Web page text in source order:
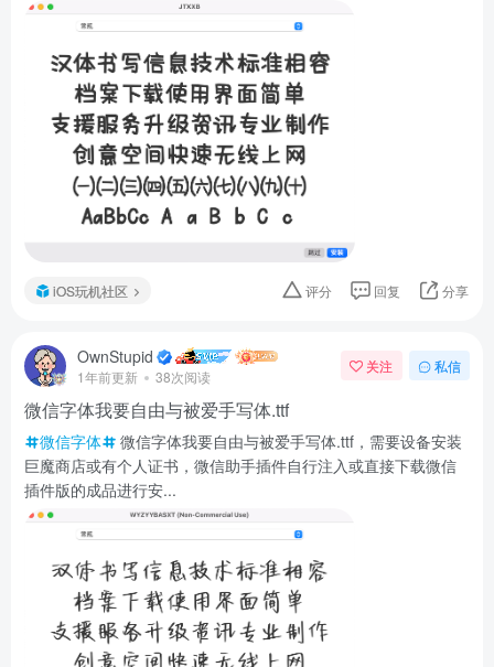
iOS玩机社区 评分 回复 分享
OwnStupid
1年前更新 38次阅读
关注 私信
微信字体我要自由与被爱手写体.ttf
微信字体
微信字体我要自由与被爱手写体.ttf，需要设备安装
巨魔商店或有个人证书，微信助手插件自行注入或直接下载微信
插件版的成品进行安...